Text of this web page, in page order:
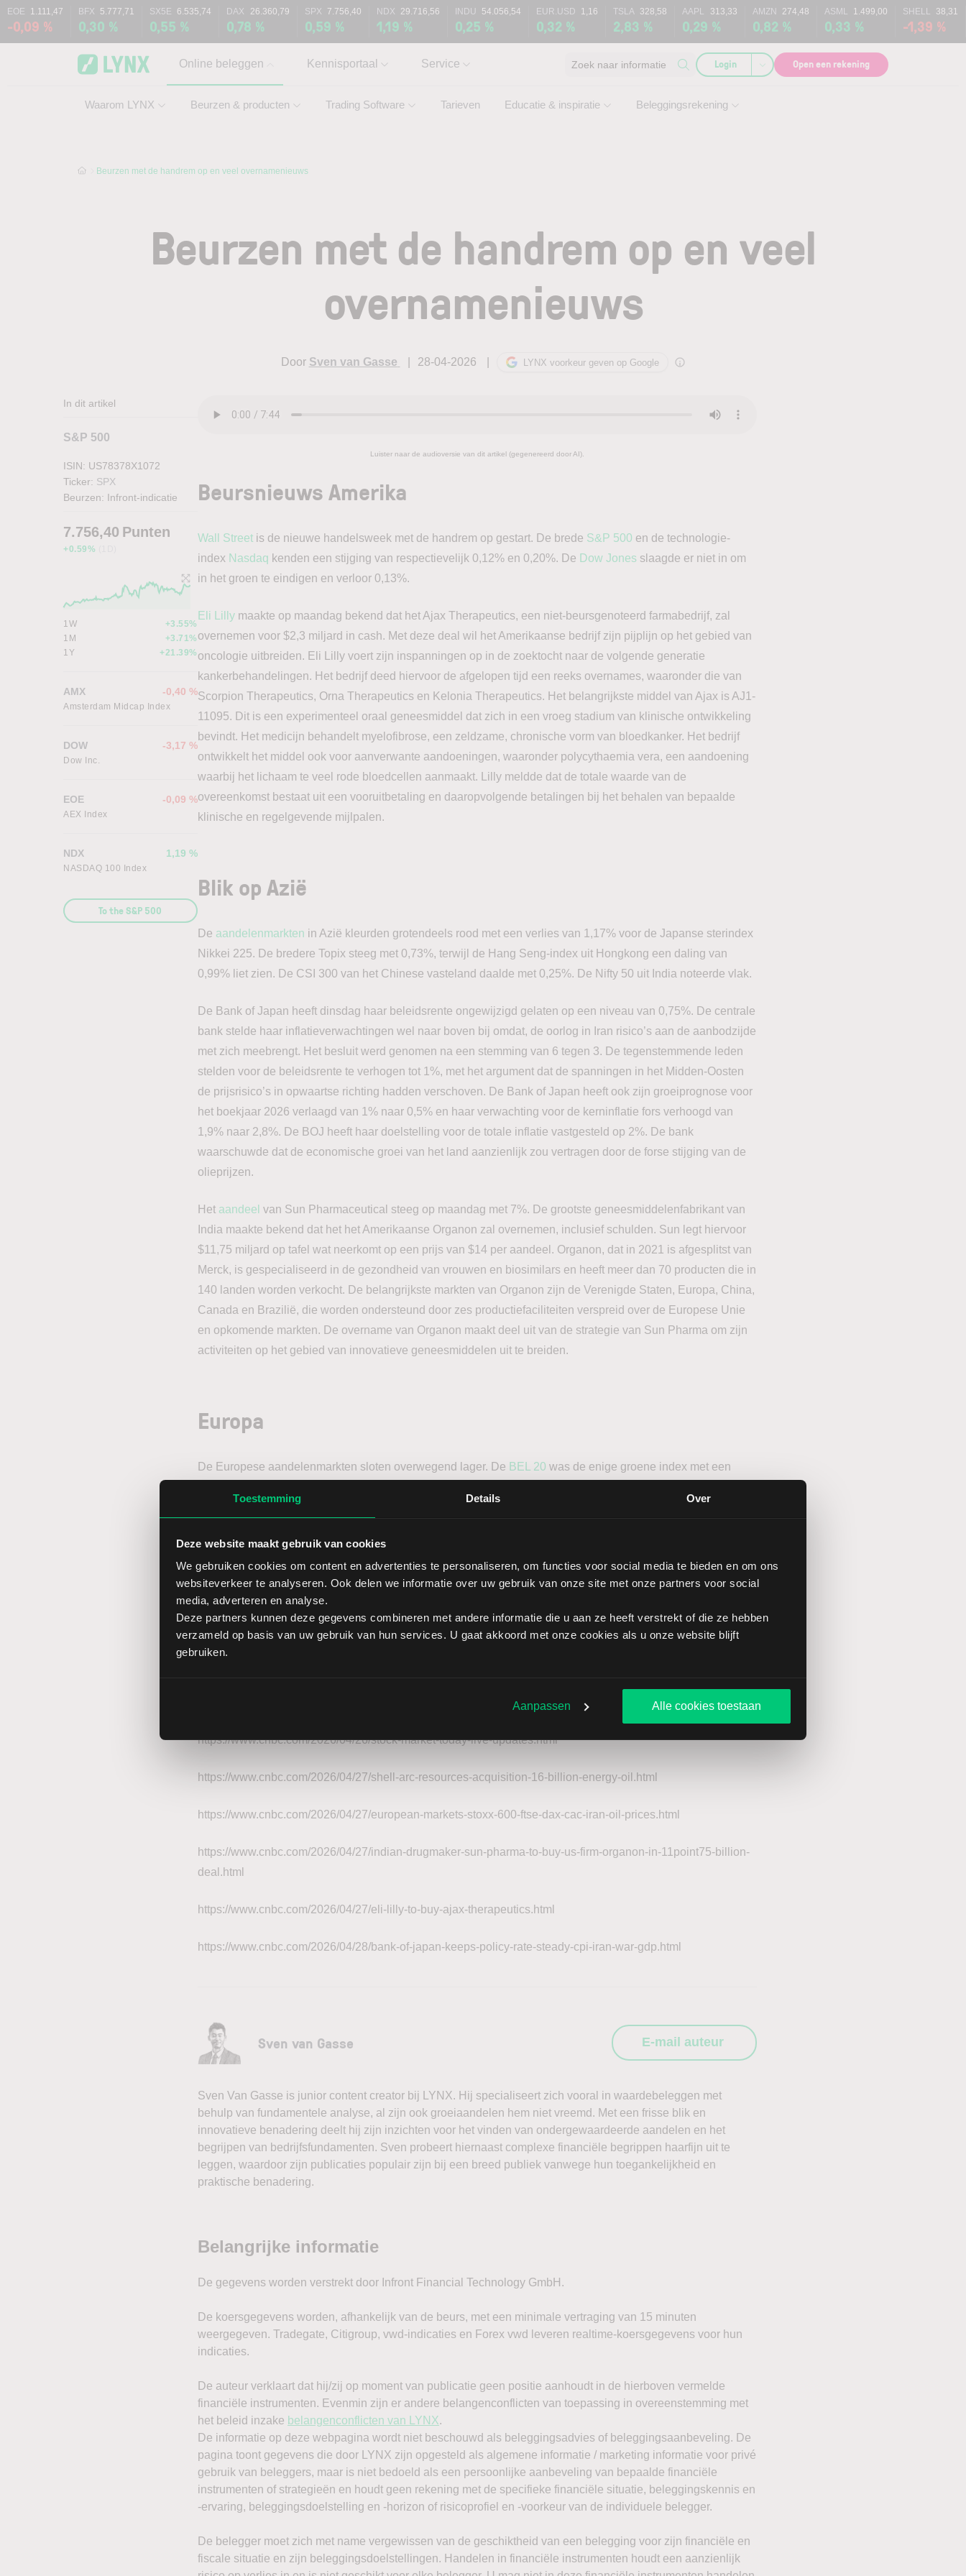
Toestemming Details Over
Deze website maakt gebruik van cookies
We gebruiken cookies om content en advertenties te personaliseren, om functies voor social media te bieden en om ons
websiteverkeer te analyseren. Ook delen we informatie over uw gebruik van onze site met onze partners voor social
media, adverteren en analyse.
Deze partners kunnen deze gegevens combineren met andere informatie die u aan ze heeft verstrekt of die ze hebben
verzameld op basis van uw gebruik van hun services. U gaat akkoord met onze cookies als u onze website blijft
gebruiken.
Aanpassen Alle cookies toestaan
Skip to main content
Skip to search
EOE 1.111,47
-0,09 %
BFX 5.777,71
0,30 %
SX5E 6.535,74
0,55 %
DAX 26.360,79
0,78 %
SPX 7.756,40
0,59 %
NDX 29.716,56
1,19 %
INDU 54.056,54
0,25 %
EUR.USD 1,16
0,32 %
TSLA 328,58
2,83 %
AAPL 313,33
0,29 %
AMZN 274,48
0,82 %
ASML 1.499,00
0,33 %
SHELL 38,31
-1,39 %
Online beleggen
Waarom LYNX Beurzen & producten Trading Software Tarieven Educatie & inspiratie Beleggingsrekening
Kennisportaal Service Zoek naar informatie Login Open een rekening
Beurzen met de handrem op en veel overnamenieuws
Beurzen met de handrem op en veel
overnamenieuws
Door Sven van Gasse 28-04-2026 LYNX voorkeur geven op Google
In dit artikel
S&P 500
ISIN: US78378X1072
Ticker: SPX
Beurzen: Infront-indicatie
7.756,40 Punten
+0.59%
1W
+3.55%
1M
+3.71%
1Y
+21.39%
AMX -0,40 %
Amsterdam Midcap Index
DOW -3,17 %
Dow Inc.
EOE -0,09 %
AEX Index
NDX 1,19 %
NASDAQ 100 Index
To the S&P 500
Luister naar de audioversie van dit artikel (gegenereerd door AI).
Beursnieuws Amerika
Wall Streetis de nieuwe handelsweek met de handrem op gestart. De brede S&P 500 en de technologie-
index Nasdaq kenden een stijging van respectievelijk 0,12% en 0,20%. De Dow Jonesslaagde er niet in om
in het groen te eindigen en verloor 0,13%.
Eli Lillymaakte op maandag bekend dat het Ajax Therapeutics, een niet-beursgenoteerd farmabedrijf, zal
overnemen voor $2,3 miljard in cash. Met deze deal wil het Amerikaanse bedrijf zijn pijplijn op het gebied van
oncologie uitbreiden. Eli Lilly voert zijn inspanningen op in de zoektocht naar de volgende generatie
kankerbehandelingen. Het bedrijf deed hiervoor de afgelopen tijd een reeks overnames, waaronder die van
Scorpion Therapeutics, Orna Therapeutics en Kelonia Therapeutics. Het belangrijkste middel van Ajax is AJ1-
11095. Dit is een experimenteel oraal geneesmiddel dat zich in een vroeg stadium van klinische ontwikkeling
bevindt. Het medicijn behandelt myelofibrose, een zeldzame, chronische vorm van bloedkanker. Het bedrijf
ontwikkelt het middel ook voor aanverwante aandoeningen, waaronder polycythaemia vera, een aandoening
waarbij het lichaam te veel rode bloedcellen aanmaakt. Lilly meldde dat de totale waarde van de
overeenkomst bestaat uit een vooruitbetaling en daaropvolgende betalingen bij het behalen van bepaalde
klinische en regelgevende mijlpalen.
Blik op Azië
De aandelenmarkten in Azië kleurden grotendeels rood met een verlies van 1,17% voor de Japanse sterindex
Nikkei 225. De bredere Topix steeg met 0,73%, terwijl de Hang Seng-index uit Hongkong een daling van
0,99% liet zien. De CSI 300 van het Chinese vasteland daalde met 0,25%. De Nifty 50 uit India noteerde vlak.
De Bank of Japan heeft dinsdag haar beleidsrente ongewijzigd gelaten op een niveau van 0,75%. De centrale
bank stelde haar inflatieverwachtingen wel naar boven bij omdat, de oorlog in Iran risico’s aan de aanbodzijde
met zich meebrengt. Het besluit werd genomen na een stemming van 6 tegen 3. De tegenstemmende leden
stelden voor de beleidsrente te verhogen tot 1%, met het argument dat de spanningen in het Midden-Oosten
de prijsrisico’s in opwaartse richting hadden verschoven. De Bank of Japan heeft ook zijn groeiprognose voor
het boekjaar 2026 verlaagd van 1% naar 0,5% en haar verwachting voor de kerninflatie fors verhoogd van
1,9% naar 2,8%. De BOJ heeft haar doelstelling voor de totale inflatie vastgesteld op 2%. De bank
waarschuwde dat de economische groei van het land aanzienlijk zou vertragen door de forse stijging van de
olieprijzen.
Het aandeel van Sun Pharmaceutical steeg op maandag met 7%. De grootste geneesmiddelenfabrikant van
India maakte bekend dat het het Amerikaanse Organon zal overnemen, inclusief schulden. Sun legt hiervoor
$11,75 miljard op tafel wat neerkomt op een prijs van $14 per aandeel. Organon, dat in 2021 is afgesplitst van
Merck, is gespecialiseerd in de gezondheid van vrouwen en biosimilars en heeft meer dan 70 producten die in
140 landen worden verkocht. De belangrijkste markten van Organon zijn de Verenigde Staten, Europa, China,
Canada en Brazilië, die worden ondersteund door zes productiefaciliteiten verspreid over de Europese Unie
en opkomende markten. De overname van Organon maakt deel uit van de strategie van Sun Pharma om zijn
activiteiten op het gebied van innovatieve geneesmiddelen uit te breiden.
Europa
De Europese aandelenmarkten sloten overwegend lager. De BEL 20 was de enige groene index met een
100 van het Verenigd Koninkrijk een daling van 0,56% liet zien. De pan-Europese STOXX 600 kende een
Ook in Europa was er overnamenieuws te melden. De Britse oliereus Shell maakte bekend dat het een
overeenkomst heeft gesloten voor de overname van het Canadese energiebedrijf ARC Resources. Met de
deal zou zo’n $16,4 miljard gemoeid zijn. De transactie zal de portefeuille van Shell met ongeveer 370.000
vaten olie-equivalent per dag uitbreiden en is bedoeld om de olie- en gasproductie van het in Londen
genoteerde bedrijf op lange termijn te verhogen. Shell verklaarde dat de transactie een rendement van meer
https://www.cnbc.com/2026/04/26/stock-market-today-live-updates.html
https://www.cnbc.com/2026/04/27/shell-arc-resources-acquisition-16-billion-energy-oil.html
https://www.cnbc.com/2026/04/27/european-markets-stoxx-600-ftse-dax-cac-iran-oil-prices.html
https://www.cnbc.com/2026/04/27/indian-drugmaker-sun-pharma-to-buy-us-firm-organon-in-11point75-billion-
deal.html
https://www.cnbc.com/2026/04/27/eli-lilly-to-buy-ajax-therapeutics.html
https://www.cnbc.com/2026/04/28/bank-of-japan-keeps-policy-rate-steady-cpi-iran-war-gdp.html
Sven van Gasse E-mail auteur
Sven Van Gasse is junior content creator bij LYNX. Hij specialiseert zich vooral in waardebeleggen met
behulp van fundamentele analyse, al zijn ook groeiaandelen hem niet vreemd. Met een frisse blik en
innovatieve benadering deelt hij zijn inzichten voor het vinden van ondergewaardeerde aandelen en het
begrijpen van bedrijfsfundamenten. Sven probeert hiernaast complexe financiële begrippen haarfijn uit te
leggen, waardoor zijn publicaties populair zijn bij een breed publiek vanwege hun toegankelijkheid en
praktische benadering.